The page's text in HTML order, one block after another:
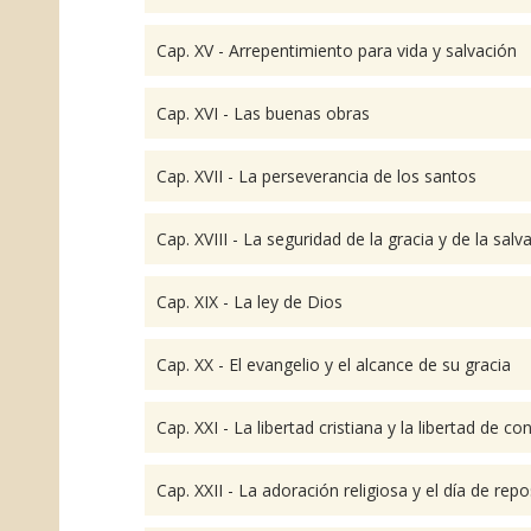
Cap. XV - Arrepentimiento para vida y salvación
Cap. XVI - Las buenas obras
Cap. XVII - La perseverancia de los santos
Cap. XVIII - La seguridad de la gracia y de la
Cap. XIX - La ley de Dios
Cap. XX - El evangelio y el alcance de su gracia
Cap. XXI - La libertad cristiana y la libertad de
Cap. XXII - La adoración religiosa y el día de